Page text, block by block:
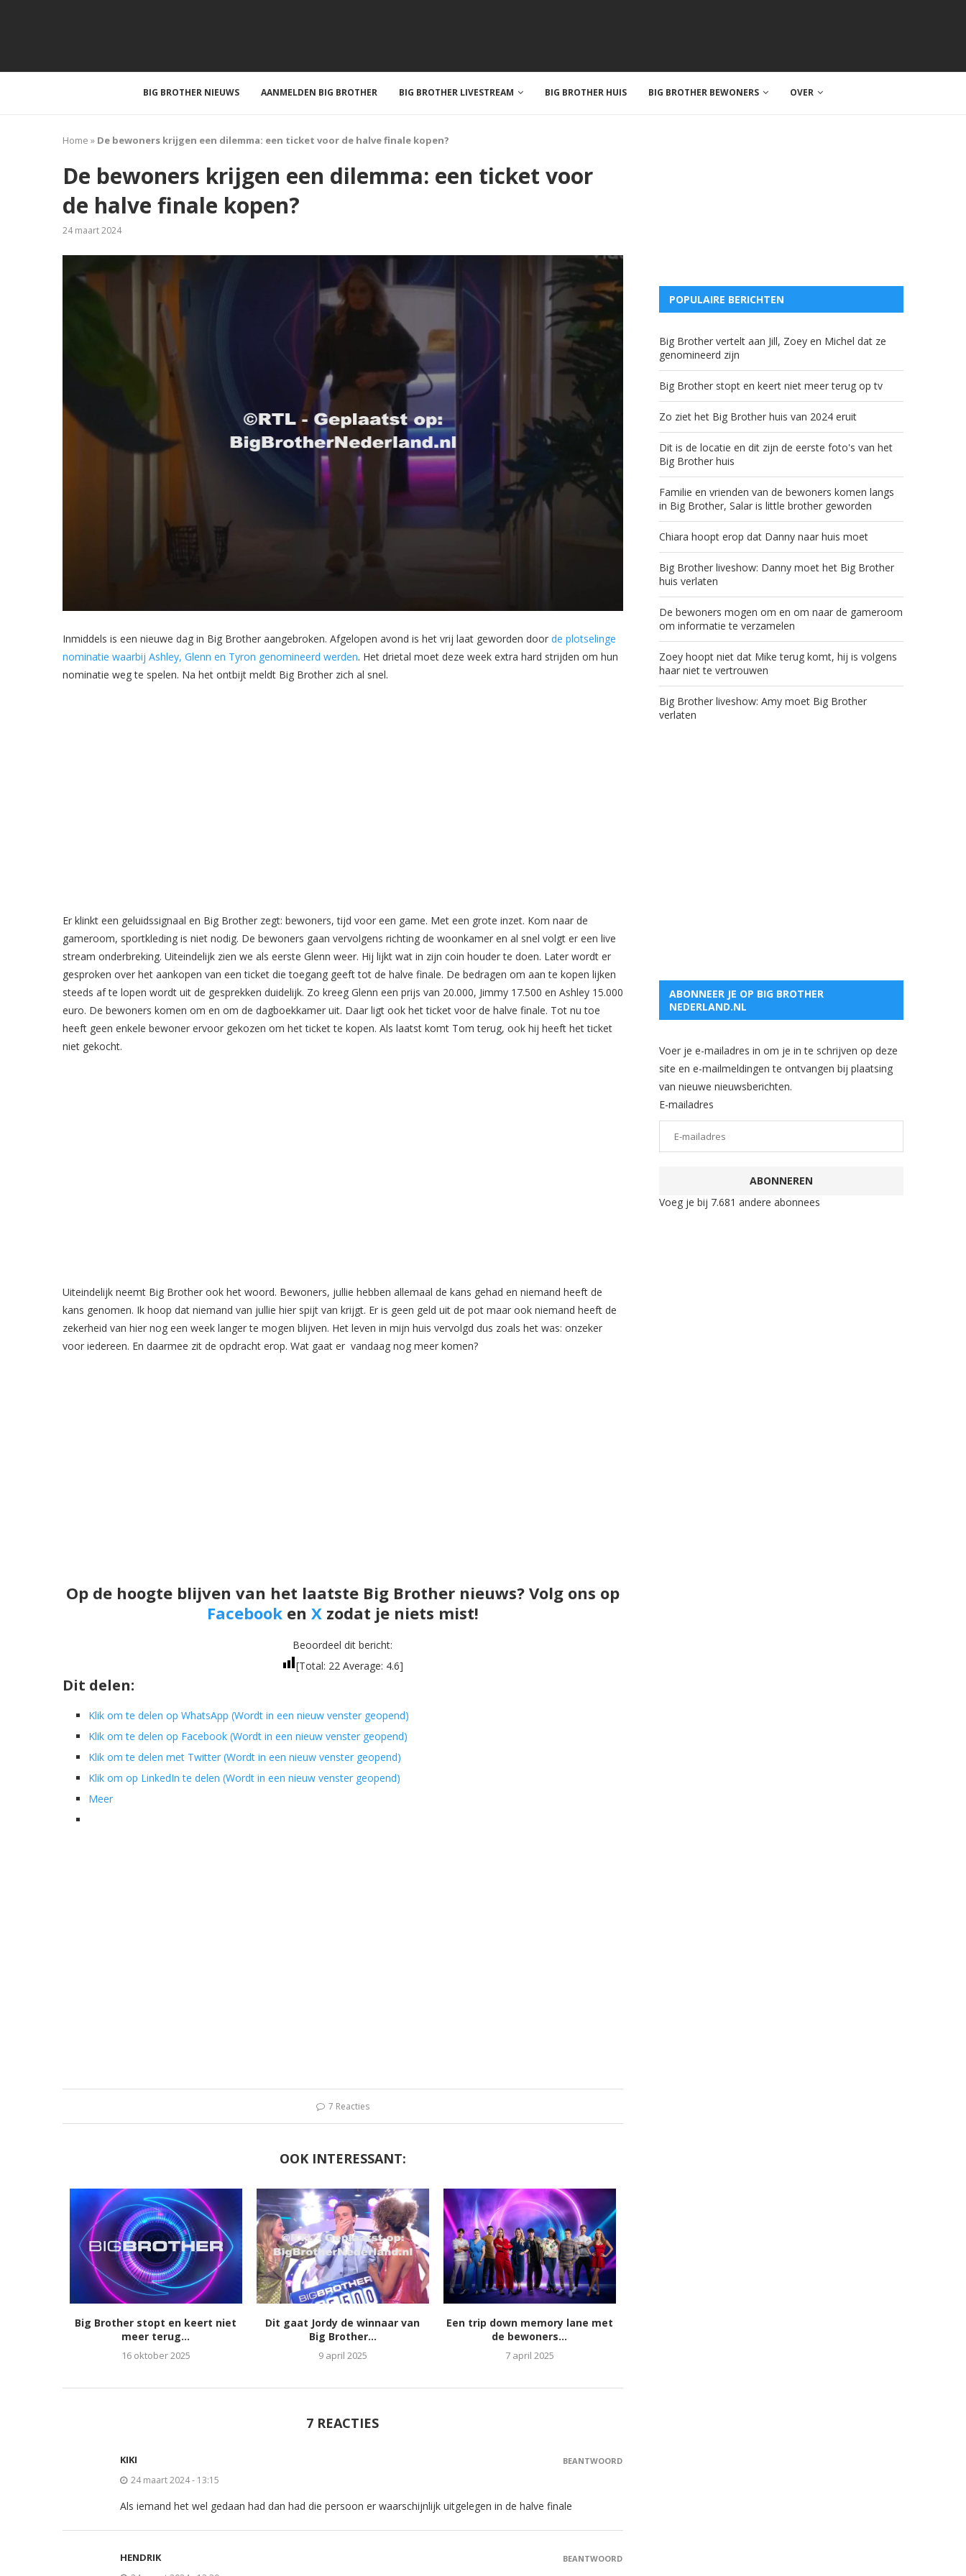
BIG BROTHER NIEUWS AANMELDEN BIG BROTHER BIG BROTHER LIVESTREAM BIG BROTHER HUIS BIG BROTHER BEWONERS OVER
Home » De bewoners krijgen een dilemma: een ticket voor de halve finale kopen?
De bewoners krijgen een dilemma: een ticket voor
de halve finale kopen?
24 maart 2024
Inmiddels is een nieuwe dag in Big Brother aangebroken. Afgelopen avond is het vrij laat geworden door de plotselinge
nominatie waarbij Ashley, Glenn en Tyron genomineerd werden. Het drietal moet deze week extra hard strijden om hun
nominatie weg te spelen. Na het ontbijt meldt Big Brother zich al snel.
Er klinkt een geluidssignaal en Big Brother zegt: bewoners, tijd voor een game. Met een grote inzet. Kom naar de
gameroom, sportkleding is niet nodig. De bewoners gaan vervolgens richting de woonkamer en al snel volgt er een live
stream onderbreking. Uiteindelijk zien we als eerste Glenn weer. Hij lijkt wat in zijn coin houder te doen. Later wordt er
gesproken over het aankopen van een ticket die toegang geeft tot de halve finale. De bedragen om aan te kopen lijken
steeds af te lopen wordt uit de gesprekken duidelijk. Zo kreeg Glenn een prijs van 20.000, Jimmy 17.500 en Ashley 15.000
euro. De bewoners komen om en om de dagboekkamer uit. Daar ligt ook het ticket voor de halve finale. Tot nu toe
heeft geen enkele bewoner ervoor gekozen om het ticket te kopen. Als laatst komt Tom terug, ook hij heeft het ticket
niet gekocht.
Uiteindelijk neemt Big Brother ook het woord. Bewoners, jullie hebben allemaal de kans gehad en niemand heeft de
kans genomen. Ik hoop dat niemand van jullie hier spijt van krijgt. Er is geen geld uit de pot maar ook niemand heeft de
zekerheid van hier nog een week langer te mogen blijven. Het leven in mijn huis vervolgd dus zoals het was: onzeker
voor iedereen. En daarmee zit de opdracht erop. Wat gaat er vandaag nog meer komen?
Op de hoogte blijven van het laatste Big Brother nieuws? Volg ons op
Facebooken X zodat je niets mist!
Beoordeel dit bericht:
[Total: 22 Average: 4.6]
Dit delen:
Klik om te delen op WhatsApp (Wordt in een nieuw venster geopend)
Klik om te delen op Facebook (Wordt in een nieuw venster geopend)
Klik om te delen met Twitter (Wordt in een nieuw venster geopend)
Klik om op LinkedIn te delen (Wordt in een nieuw venster geopend)
Meer
7 Reacties
OOK INTERESSANT:
Big Brother stopt en keert niet
meer terug...
16 oktober 2025
Dit gaat Jordy de winnaar van
Big Brother...
9 april 2025
Een trip down memory lane met
de bewoners...
7 april 2025
7 REACTIES
KIKI
24 maart 2024 - 13:15
Als iemand het wel gedaan had dan had die persoon er waarschijnlijk uitgelegen in de halve finale
BEANTWOORD
HENDRIK BEANTWOORD
POPULAIRE BERICHTEN
Big Brother vertelt aan Jill, Zoey en Michel dat ze
genomineerd zijn
Big Brother stopt en keert niet meer terug op tv
Zo ziet het Big Brother huis van 2024 eruit
Dit is de locatie en dit zijn de eerste foto's van het
Big Brother huis
Familie en vrienden van de bewoners komen langs
in Big Brother, Salar is little brother geworden
Chiara hoopt erop dat Danny naar huis moet
Big Brother liveshow: Danny moet het Big Brother
huis verlaten
De bewoners mogen om en om naar de gameroom
om informatie te verzamelen
Zoey hoopt niet dat Mike terug komt, hij is volgens
haar niet te vertrouwen
Big Brother liveshow: Amy moet Big Brother
verlaten
ABONNEER JE OP BIG BROTHER
NEDERLAND.NL
Voer je e-mailadres in om je in te schrijven op deze
site en e-mailmeldingen te ontvangen bij plaatsing
van nieuwe nieuwsberichten.
E-mailadres
ABONNEREN
Voeg je bij 7.681 andere abonnees